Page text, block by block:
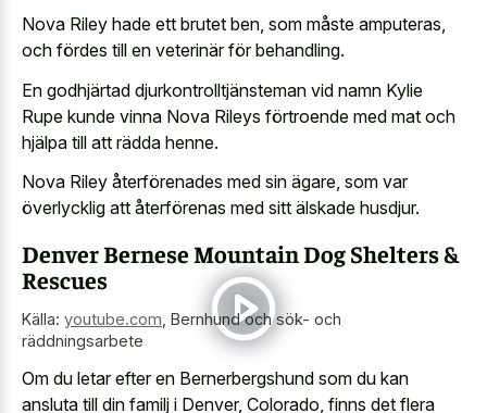
Nova Riley hade ett brutet ben, som måste amputeras,
och fördes till en veterinär för behandling.
En godhjärtad djurkontrolltjänsteman vid namn Kylie
Rupe kunde vinna Nova Rileys förtroende med mat och
hjälpa till att rädda henne.
Nova Riley återförenades med sin ägare, som var
överlycklig att återförenas med sitt älskade husdjur.
Denver Bernese Mountain Dog Shelters &
Rescues
Källa: youtube.com Bernhund och sök- och
räddningsarbete
Om du letar efter en Bernerbergshund som du kan
ansluta till din familj i Denver, Colorado, finns det flera